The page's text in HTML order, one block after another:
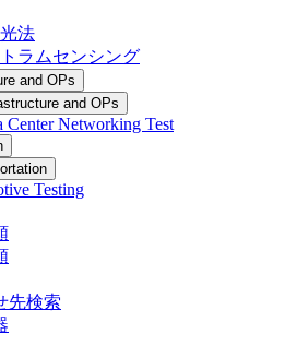
法
ラムセンシング
and OPs
and OPs
Center Networking Test
Testing
先検索